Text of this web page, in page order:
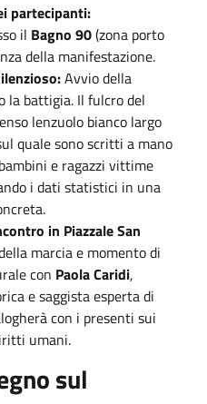
partecipanti:
il Bagno 90(zona porto
della manifestazione.
Avvio della
la battigia. Il fulcro del
lenzuolo bianco largo
quale sono scritti a mano
e ragazzi vittime
i dati statistici in una
in Piazzale San
marcia e momento di
con Paola Caridi,
e saggista esperta di
con i presenti sui
umani.
sul